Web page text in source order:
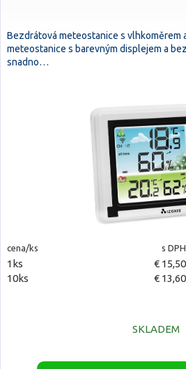
Bezdrátová meteostanice s vlhkoměrem
meteostanice s barevným displejem a
snadno…
cena/ks s DPH
1ks € 15,50
10ks
€ 13,60
SKLADEM